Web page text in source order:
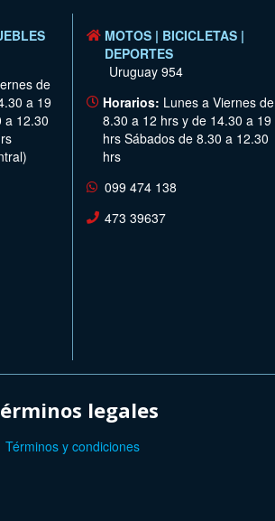
de
a 19
a 12.30
MOTOS | BICICLETAS |
DEPORTES
Uruguay 954
Horarios: Lunes a Viernes de
8.30 a 12 hrs y de 14.30 a 19
hrs Sábados de 8.30 a 12.30
hrs
099 474 138
473 39637
legales
Términos y condiciones